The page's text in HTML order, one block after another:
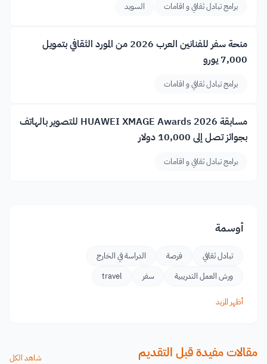
برامج تبادل ثقافي و اقامات السويد
منحة سفر للفنانين العرب 2026 من المورد الثقافي بتمويل
7,000 يورو
برامج تبادل ثقافي و اقامات
مسابقة HUAWEI XMAGE Awards 2026 للتصوير بالهاتف
بجوائز تصل إلى 10,000 دولار
برامج تبادل ثقافي و اقامات
أوسمة
تبادل ثقافي فرصة
الدراسة في الخارج
ورش العمل التدريبية
سفر travel
أظهر المزيد
مقالات مفيدة قبل التقديم شاهد الكل